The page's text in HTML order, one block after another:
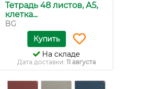
Тетрадь 48 листов, А5,
клетка...
BG
Купить
На складе
Дата доставки: 11 августа